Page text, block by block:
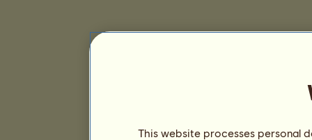
This website processes personal